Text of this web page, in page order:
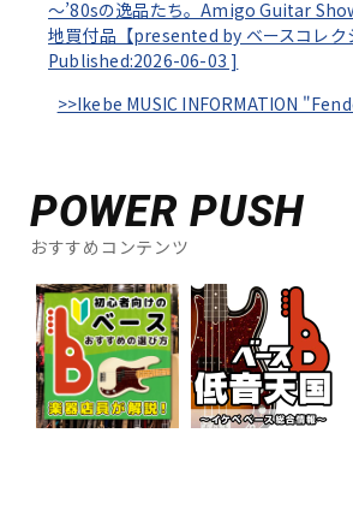
～’80sの逸品たち。Amigo Guitar
地買付品【presented by ベースコレク
Published:2026-06-03 ]
>>Ikebe MUSIC INFORMATION
POWER PUSH
おすすめコンテンツ